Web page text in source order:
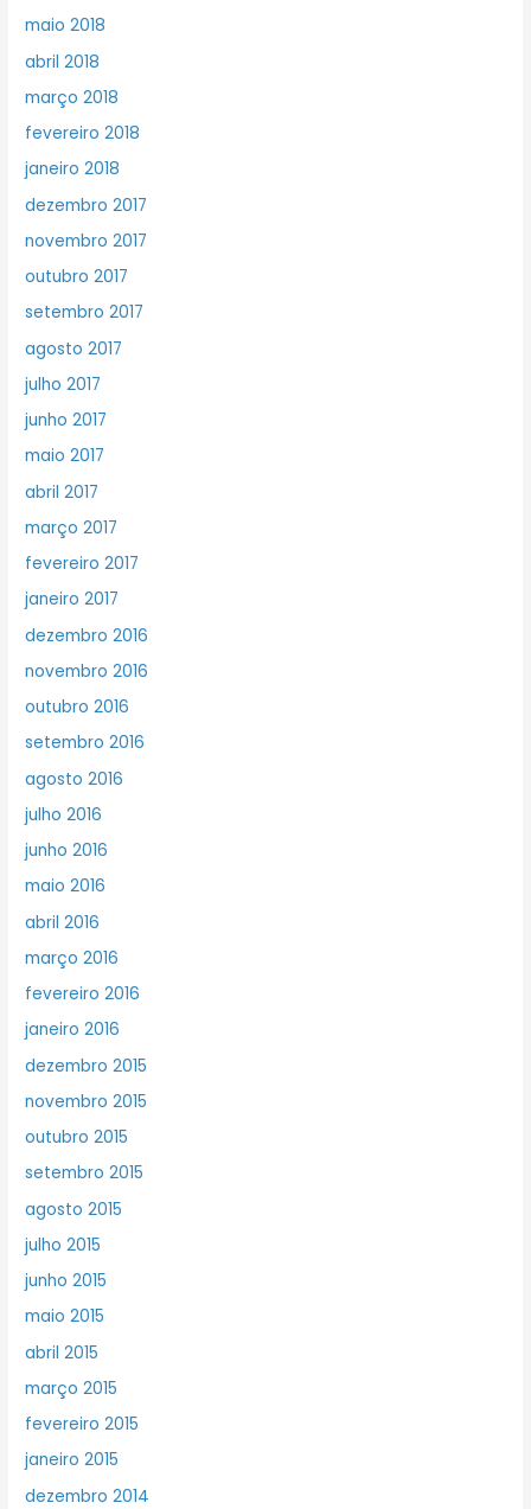
maio 2018
abril 2018
março 2018
fevereiro 2018
janeiro 2018
dezembro 2017
novembro 2017
outubro 2017
setembro 2017
agosto 2017
julho 2017
junho 2017
maio 2017
abril 2017
março 2017
fevereiro 2017
janeiro 2017
dezembro 2016
novembro 2016
outubro 2016
setembro 2016
agosto 2016
julho 2016
junho 2016
maio 2016
abril 2016
março 2016
fevereiro 2016
janeiro 2016
dezembro 2015
novembro 2015
outubro 2015
setembro 2015
agosto 2015
julho 2015
junho 2015
maio 2015
abril 2015
março 2015
fevereiro 2015
janeiro 2015
dezembro 2014